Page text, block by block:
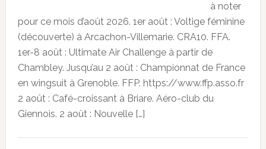
à noter
pour ce mois d’août 2026. 1er août : Voltige féminine
(découverte) à Arcachon-Villemarie. CRA10. FFA.
1er-8 août : Ultimate Air Challenge à partir de
Chambley. Jusqu’au 2 août : Championnat de France
en wingsuit à Grenoble. FFP. https://www.ffp.asso.fr
2 août : Café-croissant à Briare. Aéro-club du
Giennois. 2 août : Nouvelle […]